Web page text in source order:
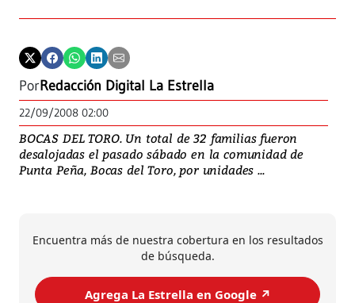
PorRedacción Digital La Estrella
22/09/2008 02:00
BOCAS DEL TORO. Un total de 32 familias fueron
desalojadas el pasado sábado en la comunidad de
Punta Peña, Bocas del Toro, por unidades ...
Encuentra más de nuestra cobertura en los resultados
de búsqueda.
Agrega La Estrella en Google ↗️